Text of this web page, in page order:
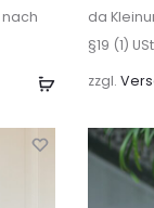
Ausführung
da
§19 (1)
zzgl.